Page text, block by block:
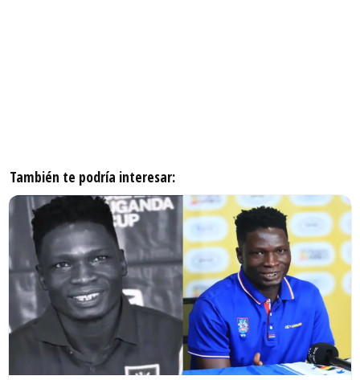
También te podría interesar: